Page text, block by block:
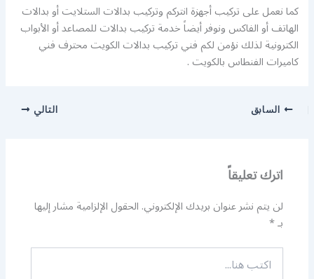
كما نعمل على تركيب أجهزة انتركم وتركيب بدالات الستلايت أو بدالات
الهاتف أو الفاكس ونوفر أيضاً خدمة تركيب بدالات للمصاعد أو الأبواب
الكترونية لذلك نؤمن لكم فني تركيب بدالات الكويت محترف فني
كاميرات الفنطاس بالكويت .
السابق التالي
اترك تعليقاً
لن يتم نشر عنوان بريدك الإلكتروني.الحقول الإلزامية مشار إليها
بـ*
اكتب
هنا...